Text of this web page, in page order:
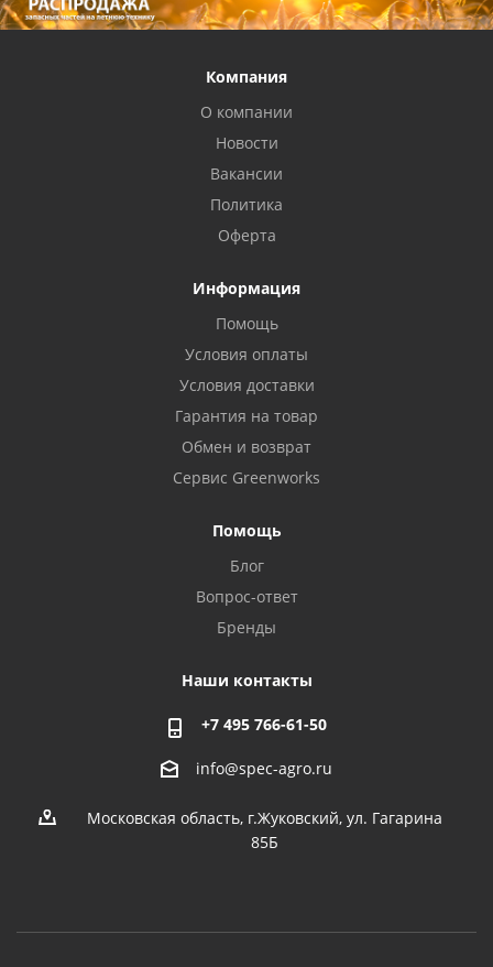
Компания
О компании
Новости
Вакансии
Политика
Оферта
Информация
Помощь
Условия оплаты
Условия доставки
Гарантия на товар
Обмен и возврат
Сервис Greenworks
Помощь
Блог
Вопрос-ответ
Бренды
Наши контакты
+7 495 766-61-50
info@spec-agro.ru
Московская область, г.Жуковский, ул. Гагарина
85Б